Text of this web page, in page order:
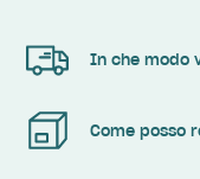
In che modo
Come posso